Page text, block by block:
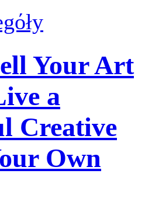
Your Art
a
Creative
Own